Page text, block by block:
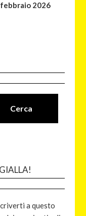
febbraio 2026
a questo